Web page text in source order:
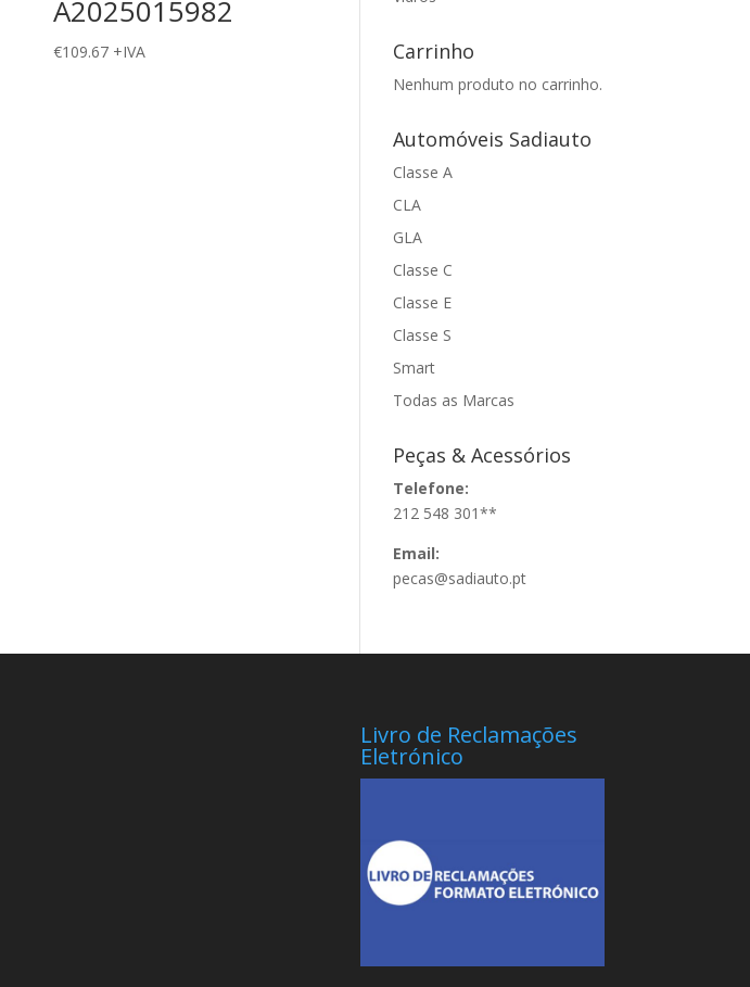
A2025015982
€109.67 +IVA Carrinho
Nenhum produto no carrinho.
Automóveis Sadiauto
Classe A
CLA
GLA
Classe C
Classe E
Classe S
Smart
Todas as Marcas
Peças & Acessórios
Telefone:
212 548 301**
Email:
pecas@sadiauto.pt
Livro de Reclamações
Eletrónico